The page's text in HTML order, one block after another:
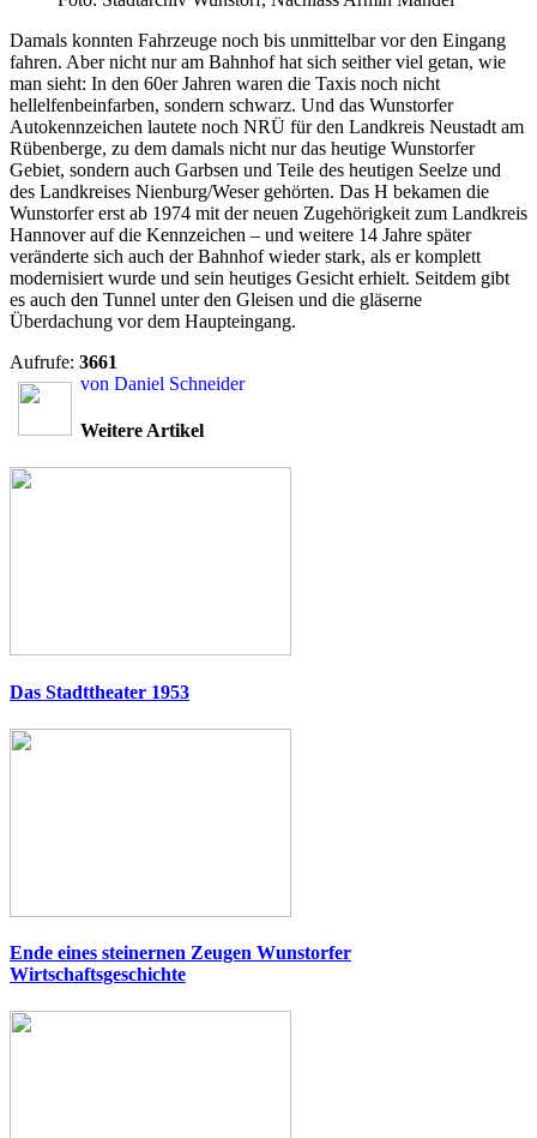
Damals konnten Fahrzeuge noch bis unmittelbar vor den Eingang
fahren. Aber nicht nur am Bahnhof hat sich seither viel getan, wie
man sieht: In den 60er Jahren waren die Taxis noch nicht
hellelfenbeinfarben, sondern schwarz. Und das Wunstorfer
Autokennzeichen lautete noch NRÜ für den Landkreis Neustadt am
Rübenberge, zu dem damals nicht nur das heutige Wunstorfer
Gebiet, sondern auch Garbsen und Teile des heutigen Seelze und
des Landkreises Nienburg/Weser gehörten. Das H bekamen die
Wunstorfer erst ab 1974 mit der neuen Zugehörigkeit zum Landkreis
Hannover auf die Kennzeichen – und weitere 14 Jahre später
veränderte sich auch der Bahnhof wieder stark, als er komplett
modernisiert wurde und sein heutiges Gesicht erhielt. Seitdem gibt
es auch den Tunnel unter den Gleisen und die gläserne
Überdachung vor dem Haupteingang.
Aufrufe: 3661
von Daniel Schneider
Weitere Artikel
Das Stadttheater 1953
Ende eines steinernen Zeugen Wunstorfer
Wirtschaftsgeschichte